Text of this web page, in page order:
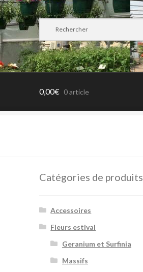
0,00€ 0 article
Catégories de produits
Accessoires
Fleurs estival
Geranium et Surfinia
Massifs